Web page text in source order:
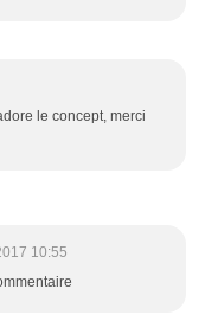
le concept, merci
10:55